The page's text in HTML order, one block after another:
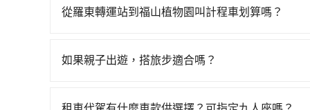
邊可隨租隨借的iRent應該是你最便宜選擇。註冊
付。再者，和運的iRent只提供最基本的車型，如
從羅東轉運站到福山植物園叫計程車划算嗎？
到車，也可考慮打電話至羅東轉運站附近的計程
約有47%會採現場議價，建議最好先上網預約，
如果親子出遊，搭旅步適合嗎？
出遊時安全更有保障。